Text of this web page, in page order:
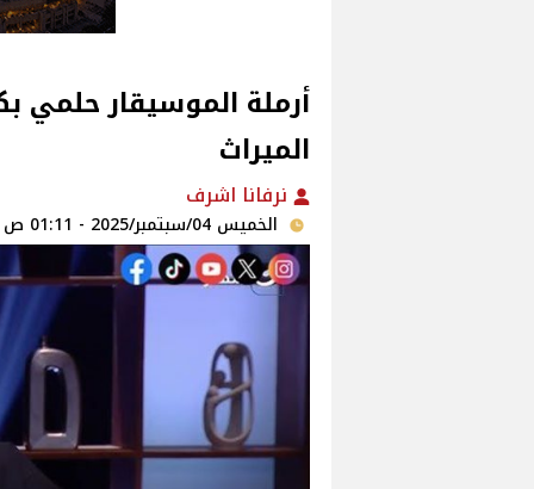
أرملة الموسيقار
الميراث
نرفانا اشرف
الخميس 04/سبتمبر/2025 - 01:11 ص